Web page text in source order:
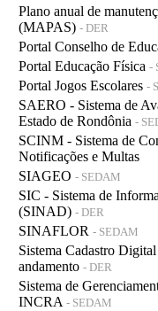
Plano anual de
(MAPAS) - DER
Portal Conselho de
Portal Educação Física -
Portal Jogos Escolares -
SAERO - Sistema de
Estado de Rondônia -
SCINM - Sistema de
Notificações e Multas
SIAGEO - SEDAM
SIC - Sistema de
(SINAD) - DER
SINAFLOR - SEDAM
Sistema Cadastro
andamento - DER
Sistema de
INCRA - SEDAM